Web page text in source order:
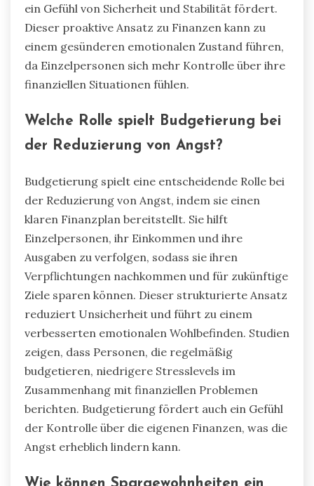
ein Gefühl von Sicherheit und Stabilität fördert.
Dieser proaktive Ansatz zu Finanzen kann zu
einem gesünderen emotionalen Zustand führen,
da Einzelpersonen sich mehr Kontrolle über ihre
finanziellen Situationen fühlen.
Welche Rolle spielt Budgetierung bei
der Reduzierung von Angst?
Budgetierung spielt eine entscheidende Rolle bei
der Reduzierung von Angst, indem sie einen
klaren Finanzplan bereitstellt. Sie hilft
Einzelpersonen, ihr Einkommen und ihre
Ausgaben zu verfolgen, sodass sie ihren
Verpflichtungen nachkommen und für zukünftige
Ziele sparen können. Dieser strukturierte Ansatz
reduziert Unsicherheit und führt zu einem
verbesserten emotionalen Wohlbefinden. Studien
zeigen, dass Personen, die regelmäßig
budgetieren, niedrigere Stresslevels im
Zusammenhang mit finanziellen Problemen
berichten. Budgetierung fördert auch ein Gefühl
der Kontrolle über die eigenen Finanzen, was die
Angst erheblich lindern kann.